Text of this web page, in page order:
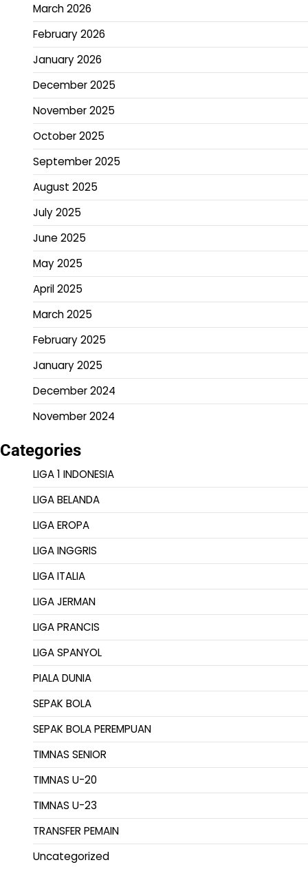
March 2026
February 2026
January 2026
December 2025
November 2025
October 2025
September 2025
August 2025
July 2025
June 2025
May 2025
April 2025
March 2025
February 2025
January 2025
December 2024
November 2024
Categories
LIGA 1 INDONESIA
LIGA BELANDA
LIGA EROPA
LIGA INGGRIS
LIGA ITALIA
LIGA JERMAN
LIGA PRANCIS
LIGA SPANYOL
PIALA DUNIA
SEPAK BOLA
SEPAK BOLA PEREMPUAN
TIMNAS SENIOR
TIMNAS U-20
TIMNAS U-23
TRANSFER PEMAIN
Uncategorized